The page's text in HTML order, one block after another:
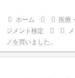
ホーム 医療
ジメント検定
ノを買いました。